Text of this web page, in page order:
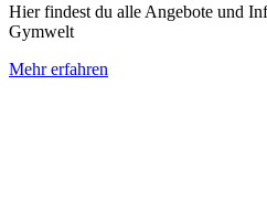
Hier findest du alle Angebote und
Gymwelt
Mehr erfahren